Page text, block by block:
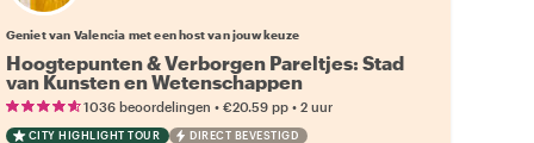
Geniet van Valencia met een host van jouw keuze
Hoogtepunten & Verborgen Pareltjes: Stad
van Kunsten en Wetenschappen
1036 beoordelingen • €20.59 pp• 2 uur
CITY HIGHLIGHT TOUR DIRECT BEVESTIGD